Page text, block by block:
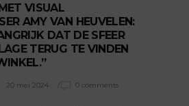
VISUAL
AMY VAN HEUVELEN:
DAT DE SFEER
TERUG TE VINDEN
20 mei 2024 0 comments